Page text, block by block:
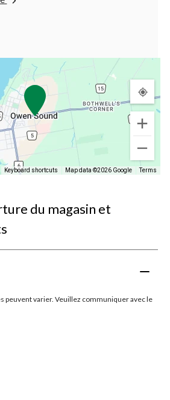
Keyboard shortcuts Map data ©2026 Google Terms
du magasin et
peuvent varier. Veuillez communiquer avec le